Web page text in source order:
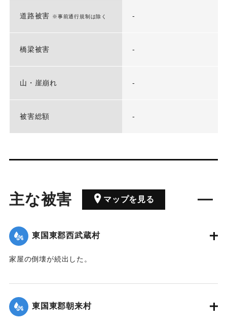
道路被害 ※事前通行規制は除く -
橋梁被害 -
山・崖崩れ -
被害総額 -
主な被害 マップを見る
東国東郡西武蔵村
家屋の倒壊が続出した。
｜固有コード:00272001
東国東郡朝来村